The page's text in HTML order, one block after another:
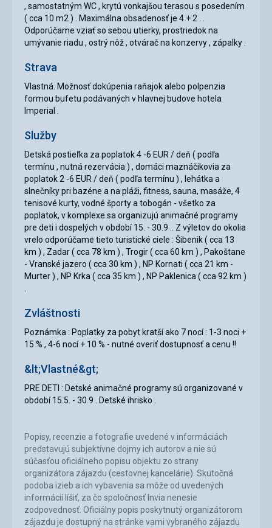
, samostatným WC , krytú vonkajšou terasou s posedením
( cca 10 m2 ) . Maximálna obsadenosť je 4 + 2 . .
Odporúčame vziať so sebou utierky, prostriedok na
umývanie riadu , ostrý nôž , otvárač na konzervy , zápalky .
Strava
Vlastná. Možnosť dokúpenia raňajok alebo polpenzia
formou bufetu podávaných v hlavnej budove hotela
Imperial .
Služby
Detská postieľka za poplatok 4 -6 EUR / deň ( podľa
termínu , nutná rezervácia ) , domáci maznáčikovia za
poplatok 2 -6 EUR / deň ( podľa termínu ) , lehátka a
slnečníky pri bazéne a na pláži, fitness, sauna, masáže, 4
tenisové kurty, vodné športy a tobogán - všetko za
poplatok, v komplexe sa organizujú animačné programy
pre deti i dospelých v období 15. - 30.9 .. Z výletov do okolia
vrelo odporúčame tieto turistické ciele : Šibenik ( cca 13
km ) , Zadar ( cca 78 km ) , Trogir ( cca 60 km ) , Pakoštane
- Vranské jazero ( cca 30 km ) , NP Kornati ( cca 21 km -
Murter ) , NP Krka ( cca 35 km ) , NP Paklenica ( cca 92 km )
Zvláštnosti
Poznámka : Poplatky za pobyt kratší ako 7 nocí : 1-3 noci +
15 % , 4-6 nocí + 10 % - nutné overiť dostupnosť a cenu !!
&lt;Vlastné&gt;
PRE DETI : Detské animačné programy sú organizované v
období 15.5. - 30.9 . Detské ihrisko .
Popisy, recenzie a fotografie uvedené v informáciách
predstavujú subjektívne dojmy ich autorov a nie sú
súčasťou oficiálneho popisu objektu zo strany
organizátora zájazdu (cestovnej kancelárie). Skutočná
podoba izieb a ich vybavenia sa môže od uvedených
informácií líšiť, za čo spoločnosť Invia nenesie
zodpovednosť. Oficiálny popis poskytnutý organizátorom
zájazdu je dostupný na stránke vami vybraného zájazdu